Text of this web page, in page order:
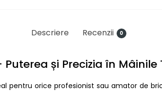
Descriere Recenzii 0
și Precizia în Mâinile
pentru orice profesionist sau amator de